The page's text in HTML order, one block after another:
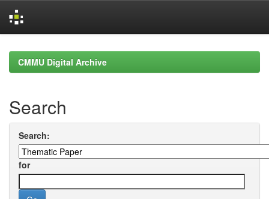
navigationCMMU Digital Archive
Search
Search:
for